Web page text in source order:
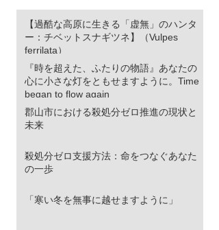
存のための究極のデザイン」なのです。 特
徴的な四角い顔は、決して愛嬌のためでは
ありません。 高原の激しい嵐や、骨を刺す
ような寒さから頭部を守るため、彼らの頭
部は極厚の冬毛で覆われています。さら
に、強烈な紫外線と吹きすさぶ砂埃から眼
球を守るため、その目は細く、鋭く進化し
ました。 彼らはこの寡黙な表情のまま、荒
ターゲットは高原の生態系を支える「高原
ナキウサギ（ピカ）」。チベットスナギツ
【過酷な高原に生きる「虚無」のハンタ
ー：チベットスナギツネ】（Vulpes
ferrilata）
『時を超えた、ふたりの物語』あなたの
心に小さな灯をともせますように。Time
began to flow again
郡山市における殺処分ゼロ推進の現状と
未来
殺処分ゼロ支援方法：命をつなぐあなた
の一歩
「寒い冬を無事に越せますように」